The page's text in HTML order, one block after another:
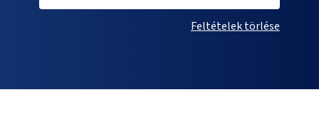
Feltételek törlése